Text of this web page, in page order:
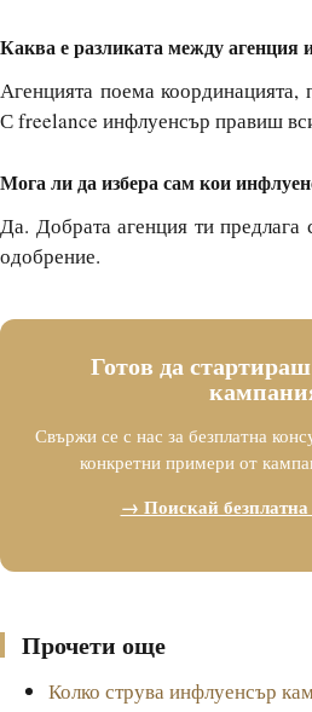
Каква е разликата между агенция
Агенцията поема координацията,
С freelance инфлуенсър правиш
Мога ли да избера сам кои
Да. Добрата агенция ти
одобрение.
Готов да
Свържи се с нас за безплатна
конкретни примери от
→ Поискай безплатна
Прочети още
Колко струва инфлуенсър